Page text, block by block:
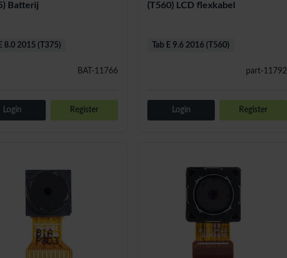
Batterij
BAT-11766
8.0 2015 (T375)
Login Register
(T560) LCD flexkabel
part-11792
Tab E 9.6 2016 (T560)
Login Register